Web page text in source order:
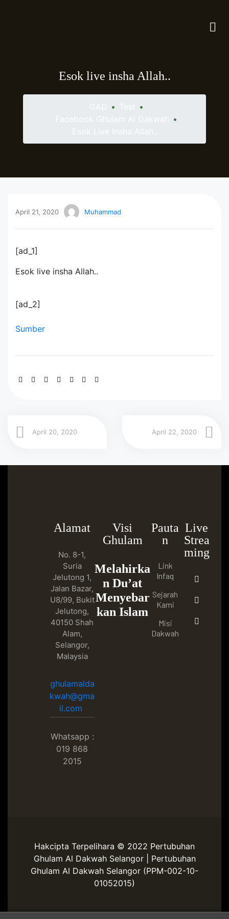
Esok live insha Allah..
•
•
•
April 21, 2020 Muhammad
[ad_1]
Esok live insha Allah..
[ad_2]
Sumber
April 20, 2020 April 22, 2020
Alamat
No. 8-1,
Suria
Jelutong 1,
Jalan Bazar,
U8/99, Bukit
Jelutong,
40150 Shah
Alam,
Selangor,
Malaysia
ghulamalda
kwah@gma
il.com
Whatsapp :
019 868
2015
Visi
Ghulam
Melahirka
n Du’at
Menyebar
kan Islam
Pauta
n
Link
Infaq
Sejarah
Kami
Misi
Dakwah
Live
Strea
ming
Hakcipta Terpelihara © 2022 Pertubuhan
Ghulam Al Dakwah Selangor | Pertubuhan
Ghulam Al Dakwah Selangor (PPM-002-10-
01052015)